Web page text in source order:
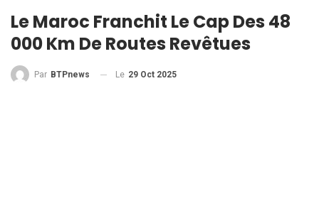
Le Maroc Franchit Le Cap Des 48
000 Km De Routes Revêtues
Par BTPnews Le 29 Oct 2025